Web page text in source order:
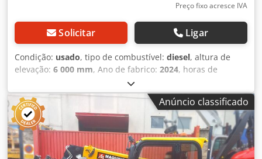
Preço fixo acresce IVA
Solicitar Ligar
Condição: usado, tipo de combustível: diesel, altura de
elevação: 6 000 mm, Ano de fabrico: 2024, horas de
, Peso em vazio: 5.490 kg Carga útil:
2.500 kg Peso bruto total (zGG): 7.990 kg Dedpfxszmycco
Aqlokr Dimensões (C x L x A): 400 x 184 x 189 cmAnúncio classificado